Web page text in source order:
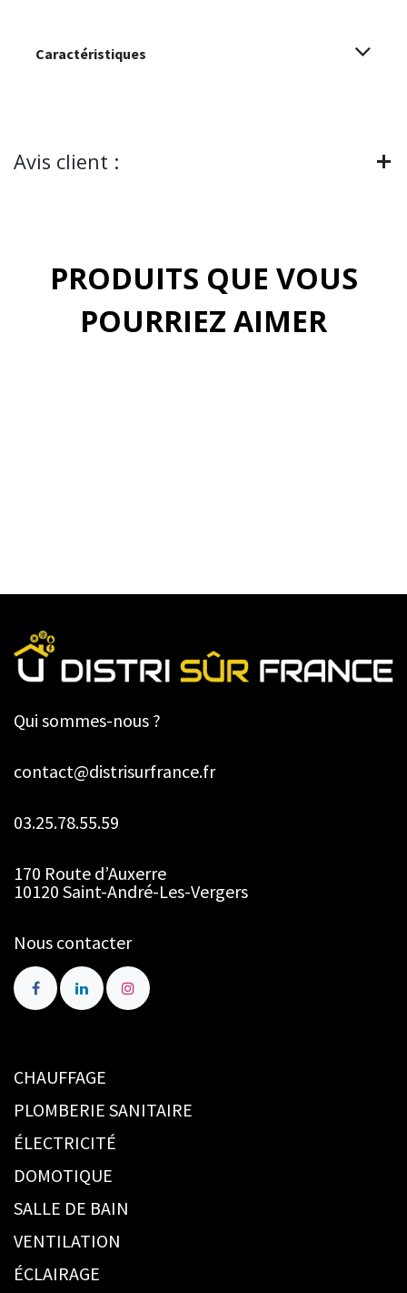
Caractéristiques
Avis client :
PRODUITS QUE VOUS
POURRIEZ AIMER
Qui sommes-nous ?
contact@distrisurfrance.fr
03.25.78.55.59
170 Route d’Auxerre
10120 Saint-André-Les-Vergers
Nous contacter
CHAUFFAGE
PLOMBERIE SANITAIRE
ÉLECTRICITÉ
DOMOTIQUE
SALLE DE BAIN
VENTILATION
ÉCLAIRAGE